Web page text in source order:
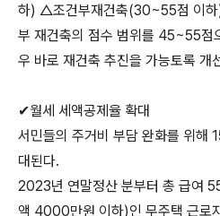
하) △조건부재건축(30~55점 이하
부 재건축의 점수 범위를 45~55점
우 바로 재건축 추진을 가능토록 개
✔월세 세액공제율 확대
서민들의 주거비 부담 완화를 위해
대된다.
2023년 연말정산 분부터 총 급여
액 4000만원 이하)인 무주택 근로